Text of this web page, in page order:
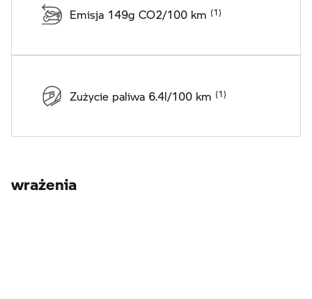
Emisja 149g CO2/100 km
Zużycie paliwa 6.4l/100 km
wrażenia